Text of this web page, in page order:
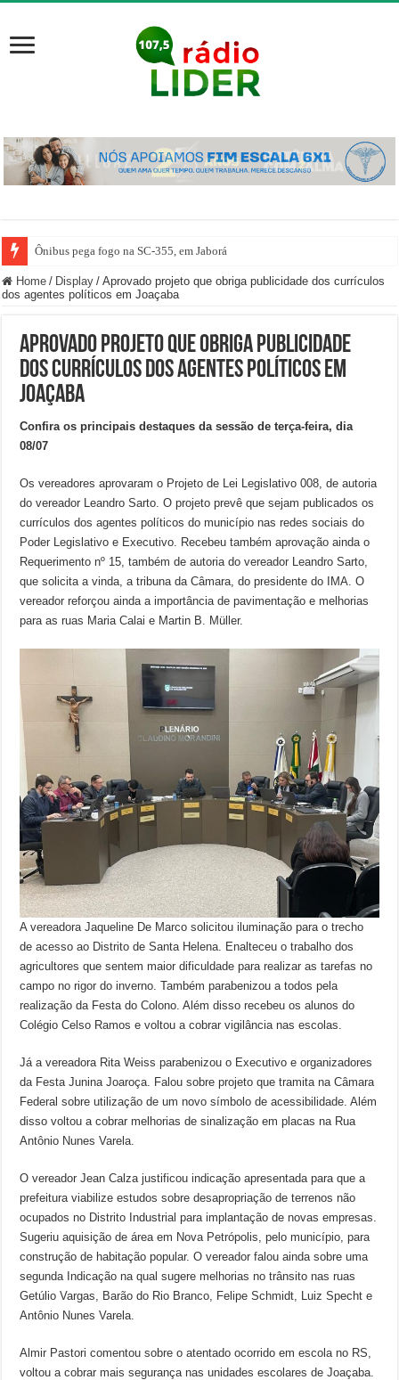
Ônibus pega fogo na SC-355, em Jaborá
Home / Display / Aprovado projeto que obriga publicidade dos currículos
dos agentes políticos em Joaçaba
Aprovado projeto que obriga publicidade
dos currículos dos agentes políticos em
Joaçaba
Confira os principais destaques da sessão de terça-feira, dia
08/07
Os vereadores aprovaram o Projeto de Lei Legislativo 008, de autoria
do vereador Leandro Sarto. O projeto prevê que sejam publicados os
currículos dos agentes políticos do município nas redes sociais do
Poder Legislativo e Executivo. Recebeu também aprovação ainda o
Requerimento nº 15, também de autoria do vereador Leandro Sarto,
que solicita a vinda, a tribuna da Câmara, do presidente do IMA. O
vereador reforçou ainda a importância de pavimentação e melhorias
para as ruas Maria Calai e Martin B. Müller.
A vereadora Jaqueline De Marco solicitou iluminação para o trecho
de acesso ao Distrito de Santa Helena. Enalteceu o trabalho dos
agricultores que sentem maior dificuldade para realizar as tarefas no
campo no rigor do inverno. Também parabenizou a todos pela
realização da Festa do Colono. Além disso recebeu os alunos do
Colégio Celso Ramos e voltou a cobrar vigilância nas escolas.
Já a vereadora Rita Weiss parabenizou o Executivo e organizadores
da Festa Junina Joaroça. Falou sobre projeto que tramita na Câmara
Federal sobre utilização de um novo símbolo de acessibilidade. Além
disso voltou a cobrar melhorias de sinalização em placas na Rua
Antônio Nunes Varela.
O vereador Jean Calza justificou indicação apresentada para que a
prefeitura viabilize estudos sobre desapropriação de terrenos não
ocupados no Distrito Industrial para implantação de novas empresas.
Sugeriu aquisição de área em Nova Petrópolis, pelo município, para
construção de habitação popular. O vereador falou ainda sobre uma
segunda Indicação na qual sugere melhorias no trânsito nas ruas
Getúlio Vargas, Barão do Rio Branco, Felipe Schmidt, Luiz Specht e
Antônio Nunes Varela.
Almir Pastori comentou sobre o atentado ocorrido em escola no RS,
voltou a cobrar mais segurança nas unidades escolares de Joaçaba.